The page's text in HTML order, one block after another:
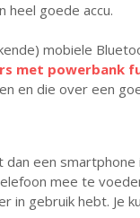
heel goede accu.
mobiele
met powerbank
en die over een
een smartphone
mee te
in gebruik hebt. Je